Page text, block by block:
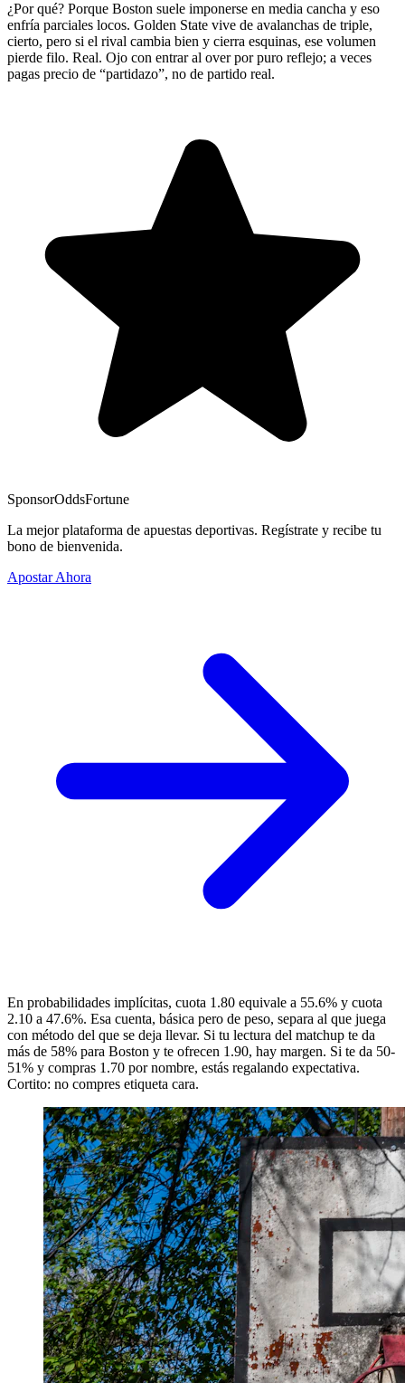
¿Por qué? Porque Boston suele imponerse en media cancha y eso
enfría parciales locos. Golden State vive de avalanchas de triple,
cierto, pero si el rival cambia bien y cierra esquinas, ese volumen
pierde filo. Real. Ojo con entrar al over por puro reflejo; a veces
pagas precio de “partidazo”, no de partido real.
SponsorOddsFortune
La mejor plataforma de apuestas deportivas. Regístrate y recibe tu
bono de bienvenida.
Apostar Ahora
En probabilidades implícitas, cuota 1.80 equivale a 55.6% y cuota
2.10 a 47.6%. Esa cuenta, básica pero de peso, separa al que juega
con método del que se deja llevar. Si tu lectura del matchup te da
más de 58% para Boston y te ofrecen 1.90, hay margen. Si te da 50-
51% y compras 1.70 por nombre, estás regalando expectativa.
Cortito: no compres etiqueta cara.